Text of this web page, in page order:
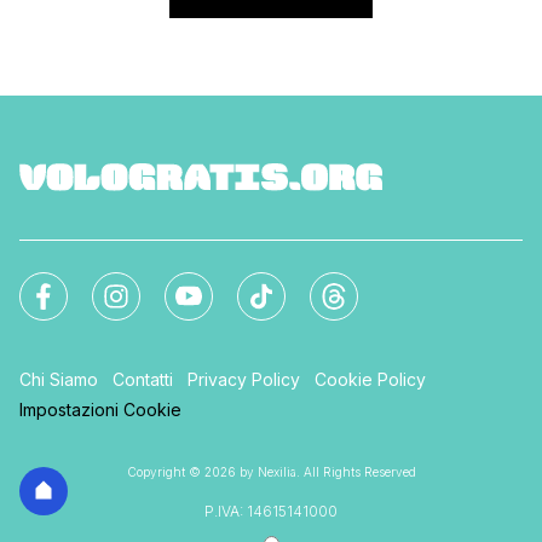
Chi Siamo Contatti Privacy Policy
Cookie Policy
Impostazioni Cookie
Copyright © 2026 by Nexilia. All Rights Reserved
P.IVA: 14615141000